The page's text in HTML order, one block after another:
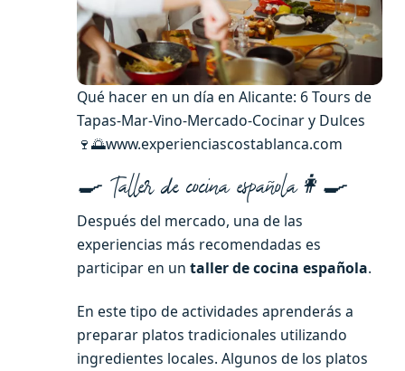
Qué hacer en un día en Alicante: 6 Tours de
Tapas-Mar-Vino-Mercado-Cocinar y Dulces
🍷🌅www.experienciascostablanca.com
🍳 Taller de cocina española👩‍🍳
Después del mercado, una de las
experiencias más recomendadas es
participar en un taller de cocina española.
En este tipo de actividades aprenderás a
preparar platos tradicionales utilizando
ingredientes locales. Algunos de los platos